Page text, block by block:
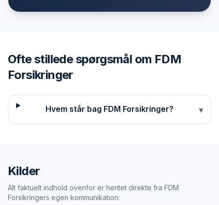
Ofte stillede spørgsmål om FDM
Forsikringer
Hvem står bag FDM Forsikringer? ▾
Kilder
Alt faktuelt indhold ovenfor er hentet direkte fra FDM
Forsikringers egen kommunikation: